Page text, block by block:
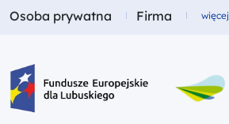
Fundusze dla
Osoba prywatna Fundusze dla
Firma więcej
Fundusze Europejskie dla Lubuskiego